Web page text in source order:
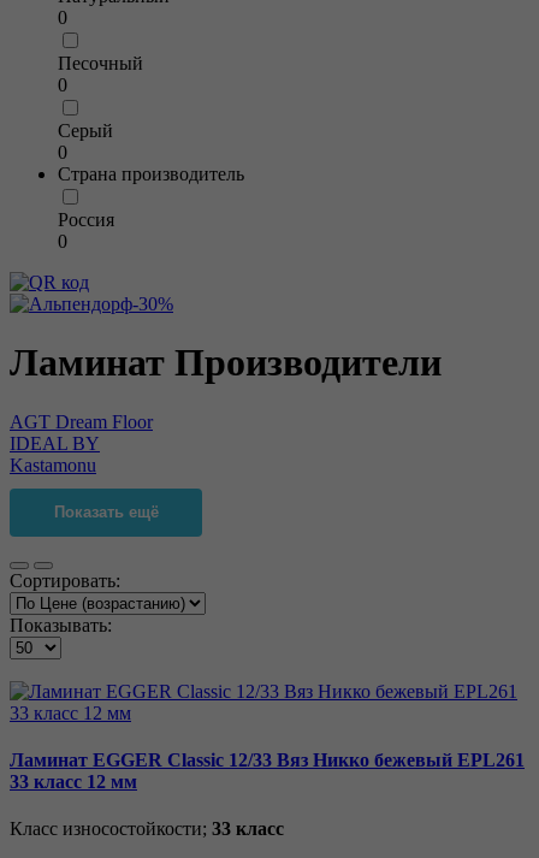
0
Песочный
0
Серый
0
Страна производитель
Россия
0
Ламинат Производители
AGT Dream Floor
IDEAL BY
Kastamonu
Показать ещё
Сортировать:
Показывать:
Ламинат EGGER Classic 12/33 Вяз Никко бежевый EPL261
33 класс 12 мм
Класс износостойкости; 33 класс